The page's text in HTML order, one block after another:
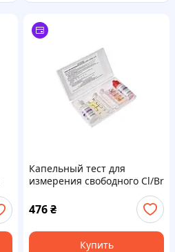
Капельный тест для
измерения свободного Cl/Br
476₴
Купить